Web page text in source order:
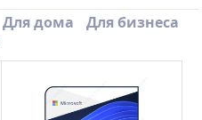
Для дома Для бизнеса